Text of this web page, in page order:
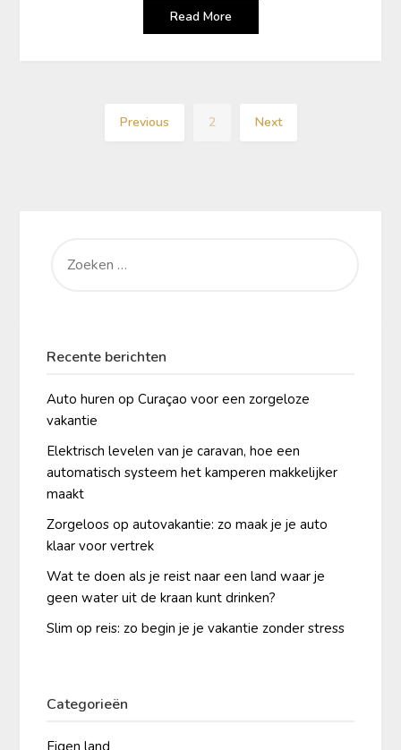
Read More
Previous 2 Next
NAAR:
Recente berichten
Auto huren op Curaçao voor een zorgeloze
vakantie
Elektrisch levelen van je caravan, hoe een
automatisch systeem het kamperen makkelijker
maakt
Zorgeloos op autovakantie: zo maak je je auto
klaar voor vertrek
Wat te doen als je reist naar een land waar je
geen water uit de kraan kunt drinken?
Slim op reis: zo begin je je vakantie zonder stress
Categorieën